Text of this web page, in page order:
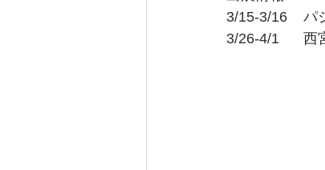
3/15-3/16    パ
3/26-4/1      西